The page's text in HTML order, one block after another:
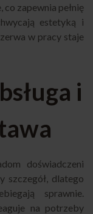
zapewnia pełnię
estetyką i
w pracy staje
i
doświadczeni
szczegół, dlatego
sprawnie.
na potrzeby